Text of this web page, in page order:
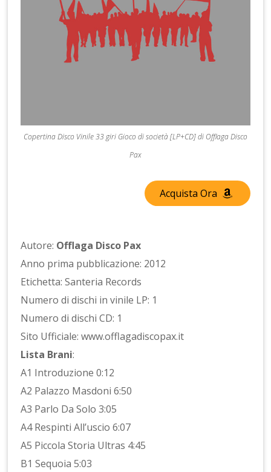
Copertina Disco Vinile 33 giri Gioco di società [LP+CD] di Offlaga Disco
Pax
Acquista Ora
Autore: Offlaga Disco Pax
Anno prima pubblicazione: 2012
Etichetta: Santeria Records
Numero di dischi in vinile LP: 1
Numero di dischi CD: 1
Sito Ufficiale: www.offlagadiscopax.it
Lista Brani:
A1 Introduzione 0:12
A2 Palazzo Masdoni 6:50
A3 Parlo Da Solo 3:05
A4 Respinti All’uscio 6:07
A5 Piccola Storia Ultras 4:45
B1 Sequoia 5:03